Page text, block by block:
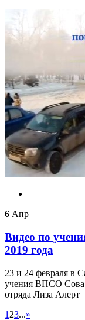
6 Апр
Видео по
2019 года
23 и 24 февраля в
учения ВПСО Сова
отряда Лиза Алерт
1 23...»